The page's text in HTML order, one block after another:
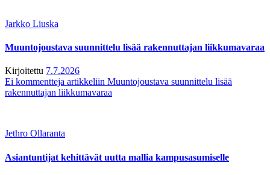
Jarkko Liuska
Muuntojoustava suunnittelu lisää rakennuttajan liikkumavaraa
Kirjoitettu 7.7.2026
Ei kommentteja artikkeliin Muuntojoustava suunnittelu lisää
rakennuttajan liikkumavaraa
Jethro Ollaranta
Asiantuntijat kehittävät uutta mallia kampusasumiselle